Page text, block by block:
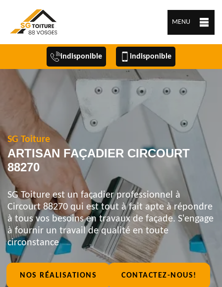
MENU
indisponible indisponible
SG Toiture
ARTISAN FAÇADIER CIRCOURT
88270
SG Toiture est un façadier professionnel à
Circourt 88270 qui est tout à fait apte à répondre
à tous vos besoins en travaux de façade. S'engage
à fournir un travail de qualité en toute
circonstance
NOS RÉALISATIONS CONTACTEZ-NOUS!